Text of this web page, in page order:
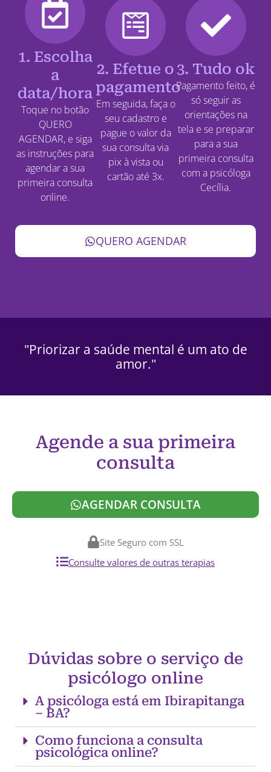
1. Escolha
a
data/hora
Toque no botão
QUERO
AGENDAR, e siga
as instruções para
agendar a sua
primeira consulta
online.
2. Efetue o
pagamento
Em seguida, faça o
seu cadastro e
pague o valor da
sua consulta via
pix à vista ou
cartão até 3x.
3. Tudo ok
Pagamento feito, é
só seguir as
orientações na
tela e se preparar
para a sua
primeira consulta
com a psicóloga
Cecília.
QUERO AGENDAR
"Priorizar a saúde mental é um ato de
amor."
Agende a sua primeira
consulta
AGENDAR CONSULTA
Site Seguro com SSL
Consulte valores de outras terapias
Dúvidas sobre o serviço de
psicólogo online
A psicóloga está em Ibirapitanga
– BA?
Como funciona a consulta
psicológica online?